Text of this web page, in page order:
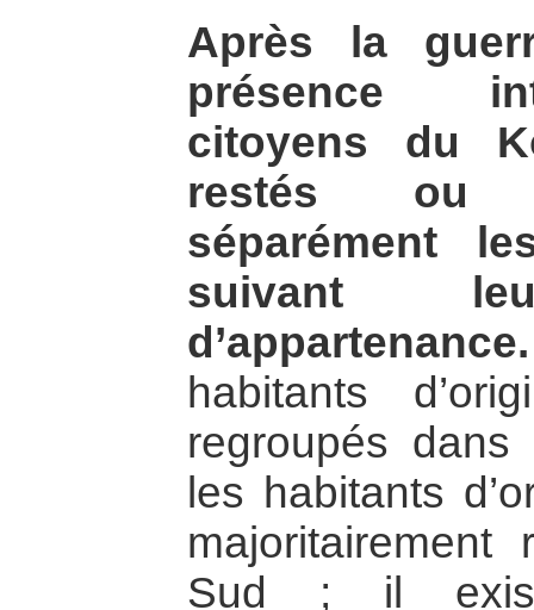
Après la
présence
citoyens du
restés ou
séparément
suivant
d’appartenance.
habitants
regroupés
les habitants
Sud ; il